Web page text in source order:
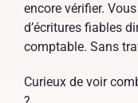
encore vérifier.
d’écritures fiables
comptable. Sans
Curieux de voir